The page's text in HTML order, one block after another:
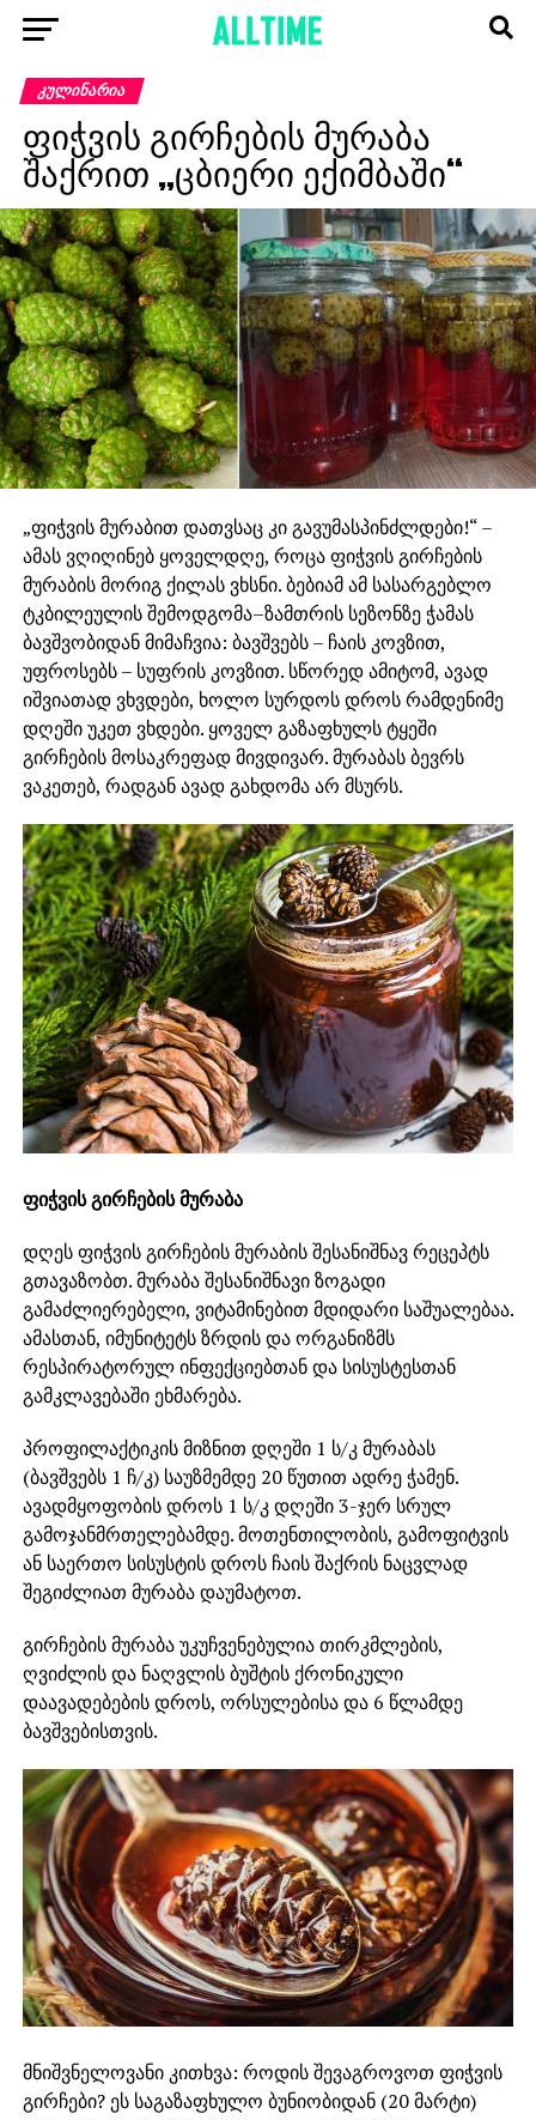
ᲙᲣᲚᲘᲜᲐᲠᲘᲐ
ფიჭვის გირჩების მურაბა
შაქრით „ცბიერი ექიმბაში“
„ფიჭვის მურაბით დათვსაც კი გავუმასპინძლდები!“ –
ამას ვღიღინებ ყოველდღე, როცა ფიჭვის გირჩების
მურაბის მორიგ ქილას ვხსნი. ბებიამ ამ სასარგებლო
ტკბილეულის შემოდგომა–ზამთრის სეზონზე ჭამას
ბავშვობიდან მიმაჩვია: ბავშვებს – ჩაის კოვზით,
უფროსებს – სუფრის კოვზით. სწორედ ამიტომ, ავად
იშვიათად ვხვდები, ხოლო სურდოს დროს რამდენიმე
დღეში უკეთ ვხდები. ყოველ გაზაფხულს ტყეში
გირჩების მოსაკრეფად მივდივარ. მურაბას ბევრს
ვაკეთებ, რადგან ავად გახდომა არ მსურს.
ფიჭვის გირჩების მურაბა
დღეს ფიჭვის გირჩების მურაბის შესანიშნავ რეცეპტს
გთავაზობთ. მურაბა შესანიშნავი ზოგადი
გამაძლიერებელი, ვიტამინებით მდიდარი საშუალებაა.
ამასთან, იმუნიტეტს ზრდის და ორგანიზმს
რესპირატორულ ინფექციებთან და სისუსტესთან
გამკლავებაში ეხმარება.
პროფილაქტიკის მიზნით დღეში 1 ს/კ მურაბას
(ბავშვებს 1 ჩ/კ) საუზმემდე 20 წუთით ადრე ჭამენ.
ავადმყოფობის დროს 1 ს/კ დღეში 3-ჯერ სრულ
გამოჯანმრთელებამდე. მოთენთილობის, გამოფიტვის
ან საერთო სისუსტის დროს ჩაის შაქრის ნაცვლად
შეგიძლიათ მურაბა დაუმატოთ.
გირჩების მურაბა უკუჩვენებულია თირკმლების,
ღვიძლის და ნაღვლის ბუშტის ქრონიკული
დაავადებების დროს, ორსულებისა და 6 წლამდე
ბავშვებისთვის.
მნიშვნელოვანი კითხვა: როდის შევაგროვოთ ფიჭვის
გირჩები? ეს საგაზაფხულო ბუნიობიდან (20 მარტი)